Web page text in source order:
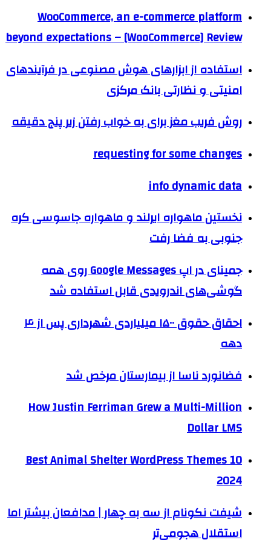
WooCommerce, an e-commerce platform
beyond expectations – [WooCommerce] Review
استفاده از ابزارهای هوش مصنوعی در فرآیندهای
امنیتی و نظارتی بانک مرکزی
روش فریب مغز برای به خواب رفتن زیر پنج دقیقه
requesting for some changes
info dynamic data
نخستین ماهواره ایرلند و ماهواره جاسوسی کره
جنوبی به فضا رفت
جمینای در اپ Google Messages روی همه
گوشی‌های اندرویدی قابل استفاده شد
احقاق حقوق ۱۵۰۰ میلیاردی شهرداری پس از ۴
دهه
فضانورد ناسا از بیمارستان مرخص شد
How Justin Ferriman Grew a Multi-Million
Dollar LMS
10 Best Animal Shelter WordPress Themes
2024
شیفت نکونام از سه‌ به چهار | مدافعان بیشتر اما
استقلال هجومی‌تر